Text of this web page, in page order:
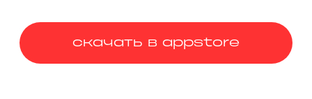
скачать в appstore